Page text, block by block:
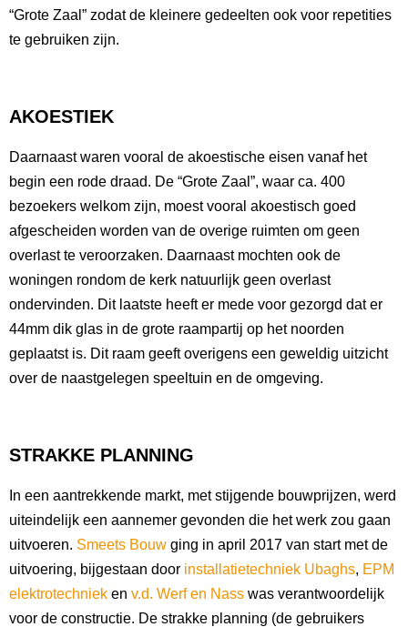
“Grote Zaal” zodat de kleinere gedeelten ook voor repetities
te gebruiken zijn.
AKOESTIEK
Daarnaast waren vooral de akoestische eisen vanaf het
begin een rode draad. De “Grote Zaal”, waar ca. 400
bezoekers welkom zijn, moest vooral akoestisch goed
afgescheiden worden van de overige ruimten om geen
overlast te veroorzaken. Daarnaast mochten ook de
woningen rondom de kerk natuurlijk geen overlast
ondervinden. Dit laatste heeft er mede voor gezorgd dat er
44mm dik glas in de grote raampartij op het noorden
geplaatst is. Dit raam geeft overigens een geweldig uitzicht
over de naastgelegen speeltuin en de omgeving.
STRAKKE PLANNING
In een aantrekkende markt, met stijgende bouwprijzen, werd
uiteindelijk een aannemer gevonden die het werk zou gaan
uitvoeren. Smeets Bouw ging in april 2017 van start met de
uitvoering, bijgestaan door installatietechniek Ubaghs, EPM
elektrotechniek en v.d. Werf en Nass was verantwoordelijk
voor de constructie. De strakke planning (de gebruikers